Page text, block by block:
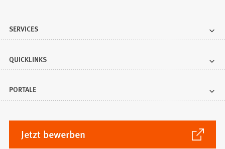
SERVICES
QUICKLINKS
PORTALE
Jetzt bewerben
(Öffnet
in